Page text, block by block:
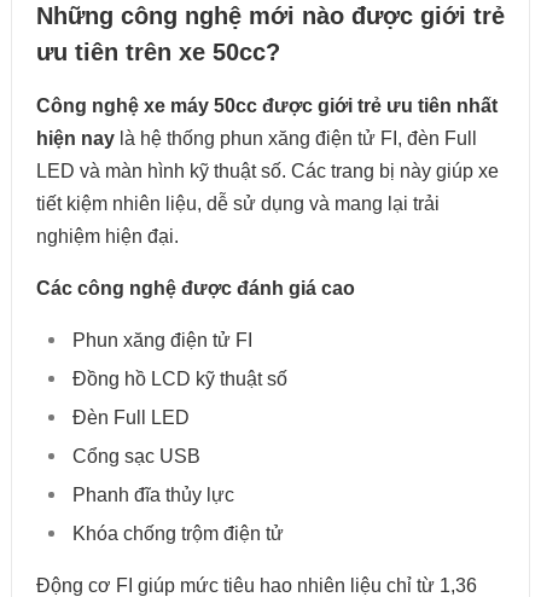
Những công nghệ mới nào được giới trẻ
ưu tiên trên xe 50cc?
Công nghệ xe máy 50cc được giới trẻ ưu tiên nhất
hiện naylà hệ thống phun xăng điện tử FI, đèn Full
LED và màn hình kỹ thuật số. Các trang bị này giúp xe
tiết kiệm nhiên liệu, dễ sử dụng và mang lại trải
nghiệm hiện đại.
Các công nghệ được đánh giá cao
Phun xăng điện tử FI
Đồng hồ LCD kỹ thuật số
Đèn Full LED
Cổng sạc USB
Phanh đĩa thủy lực
Khóa chống trộm điện tử
Động cơ FI giúp mức tiêu hao nhiên liệu chỉ từ 1,36